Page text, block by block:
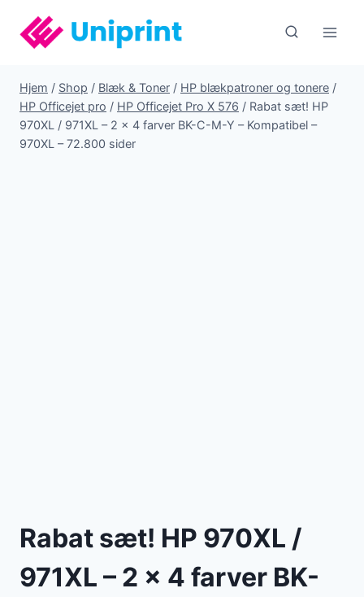
indhold
Hjem / Shop / Blæk & Toner / HP blækpatroner og tonere /
HP Officejet pro / HP Officejet Pro X 576 / Rabat sæt! HP
970XL / 971XL – 2 x 4 farver BK-C-M-Y – Kompatibel –
970XL – 72.800 sider
Rabat sæt! HP 970XL /
971XL – 2 x 4 farver BK-